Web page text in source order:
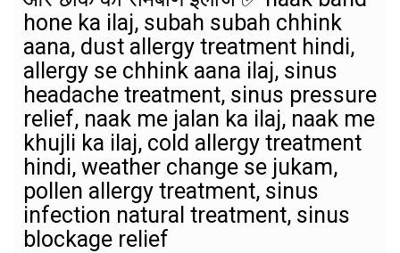
hone ka ilaj, subah subah chhink
aana, dust allergy treatment hindi,
allergy se chhink aana ilaj, sinus
headache treatment, sinus pressure
relief, naak me jalan ka ilaj, naak me
khujli ka ilaj, cold allergy treatment
hindi, weather change se jukam,
pollen allergy treatment, sinus
infection natural treatment, sinus
blockage relief